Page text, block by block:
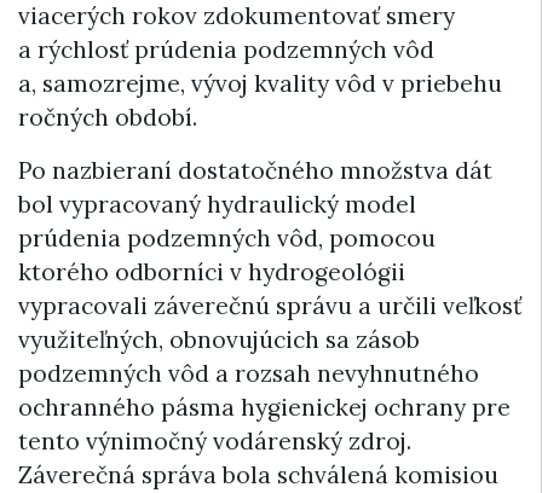
viacerých rokov zdokumentovať smery
a rýchlosť prúdenia podzemných vôd
a, samozrejme, vývoj kvality vôd v priebehu
ročných období.
Po nazbieraní dostatočného množstva dát
bol vypracovaný hydraulický model
prúdenia podzemných vôd, pomocou
ktorého odborníci v hydrogeológii
vypracovali záverečnú správu a určili veľkosť
využiteľných, obnovujúcich sa zásob
podzemných vôd a rozsah nevyhnutného
ochranného pásma hygienickej ochrany pre
tento výnimočný vodárenský zdroj.
Záverečná správa bola schválená komisiou